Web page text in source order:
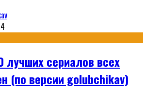
лучших сериалов всех
(по версии golubchikav)